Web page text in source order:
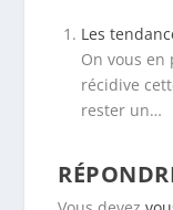
commentaire.